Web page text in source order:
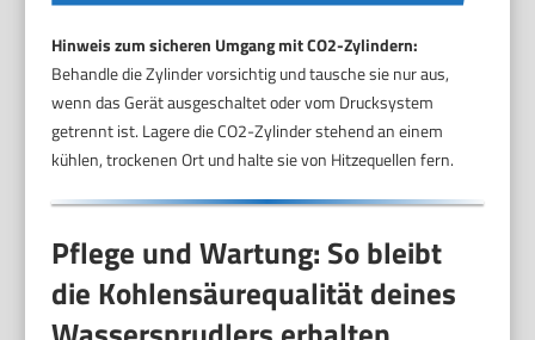
Hinweis zum sicheren Umgang mit CO2-Zylindern:
Behandle die Zylinder vorsichtig und tausche sie nur aus,
wenn das Gerät ausgeschaltet oder vom Drucksystem
getrennt ist. Lagere die CO2-Zylinder stehend an einem
kühlen, trockenen Ort und halte sie von Hitzequellen fern.
Pflege und Wartung: So bleibt
die Kohlensäurequalität deines